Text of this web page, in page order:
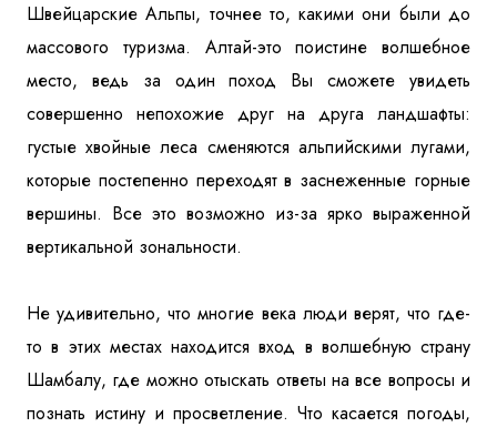
Швейцарские Альпы, точнее то, какими они были до
массового туризма. Алтай-это поистине волшебное
место, ведь за один поход Вы сможете увидеть
совершенно непохожие друг на друга ландшафты:
густые хвойные леса сменяются альпийскими лугами,
которые постепенно переходят в заснеженные горные
вершины. Все это возможно из-за ярко выраженной
вертикальной зональности.
Не удивительно, что многие века люди верят, что где-
то в этих местах находится вход в волшебную страну
Шамбалу, где можно отыскать ответы на все вопросы и
познать истину и просветление. Что касается погоды,
Отправить